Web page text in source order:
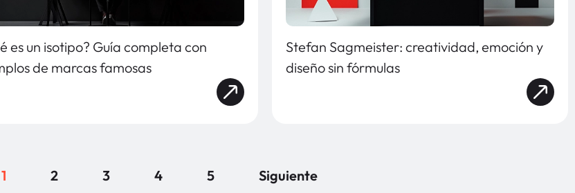
es un isotipo? Guía completa con
de marcas famosas
Stefan Sagmeister: creatividad, emoción y
diseño sin fórmulas
1 2 3 4 5 Siguiente